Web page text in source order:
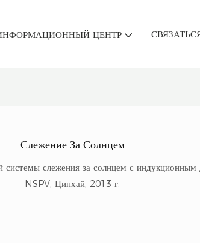
ЦЕНТР
Слежение За Солнцем
системы слежения за солнцем с индукционным
NSPV, Цинхай, 2013 г.